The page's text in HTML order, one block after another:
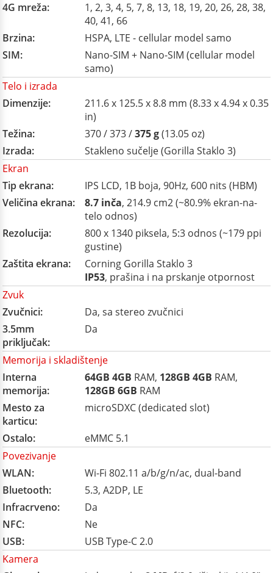
4G mreža:
1, 2, 3, 4, 5, 7, 8, 13, 18, 19, 20, 26, 28, 38,
40, 41, 66
Brzina:
HSPA, LTE - cellular model samo
SIM:
Nano-SIM + Nano-SIM (cellular model
samo)
Telo i izrada
Dimenzije:
211.6 x 125.5 x 8.8 mm (8.33 x 4.94 x 0.35
in)
Težina:
370 / 373 /375 g(13.05 oz)
Izrada:
Stakleno sučelje (Gorilla Staklo 3)
Ekran
Tip ekrana:
IPS LCD, 1B boja, 90Hz, 600 nits (HBM)
Veličina ekrana:
8.7 inča, 214.9 cm2 (~80.9% ekran-na-
telo odnos)
Rezolucija:
800 x 1340 piksela, 5:3 odnos (~179 ppi
gustine)
Zaštita ekrana:
Corning Gorilla Staklo 3
IP53, prašina i na prskanje otpornost
Zvuk
Zvučnici:
Da, sa stereo zvučnici
3.5mm
priključak:
Da
Memorija i skladištenje
Interna
memorija:
64GB 4GB RAM, 128GB 4GB RAM,
128GB 6GB RAM
Mesto za
karticu:
microSDXC (dedicated slot)
Ostalo:
eMMC 5.1
Povezivanje
WLAN:
Wi-Fi 802.11 a/b/g/n/ac, dual-band
Bluetooth:
5.3, A2DP, LE
Infracrveno:
Da
NFC:
Ne
USB:
USB Type-C 2.0
Kamera